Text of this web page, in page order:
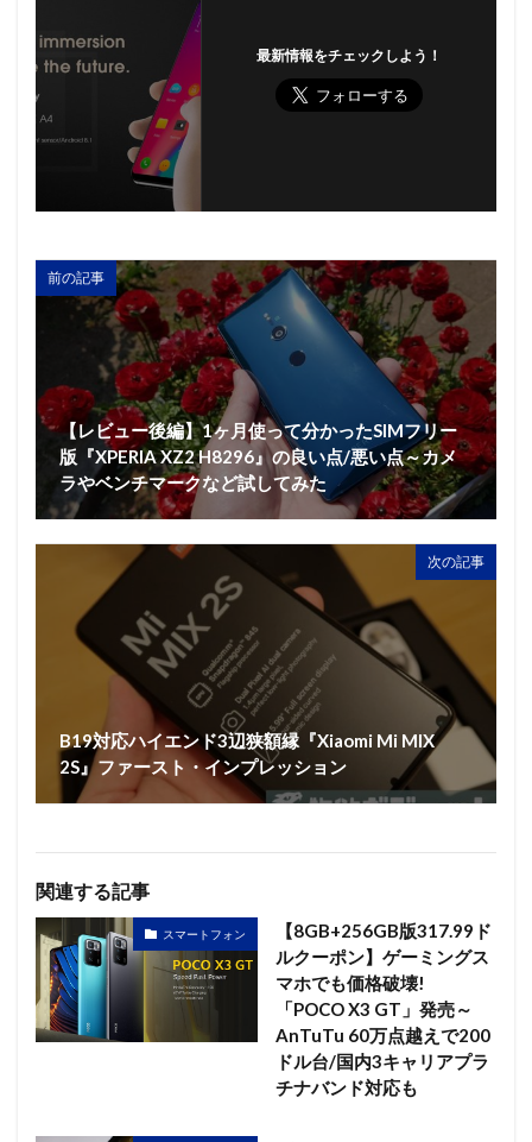
最新情報をチェックしよう！
前の記事
【レビュー後編】1ヶ月使って分かったSIMフリー
版『XPERIA XZ2 H8296』の良い点/悪い点～カメ
ラやベンチマークなど試してみた
次の記事
B19対応ハイエンド3辺狭額縁『Xiaomi Mi MIX
2S』ファースト・インプレッション
関連する記事
スマートフォン
【8GB+256GB版317.99ド
ルクーポン】ゲーミングス
マホでも価格破壊!
「POCO X3 GT」発売～
AnTuTu 60万点越えで200
ドル台/国内3キャリアプラ
チナバンド対応も